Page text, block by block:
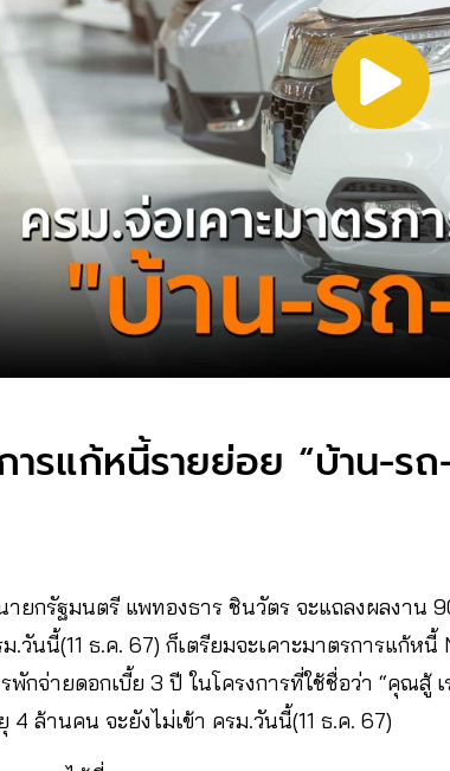
ารแก้หนี้รายย่อย “บ้าน-ร
ายกรัฐมนตรี แพทองธาร ชินวัตร จะแถลงผลงาน
.วันนี้(11 ธ.ค. 67) ก็เตรียมจะเคาะมาตรการแก้
พักจ่ายดอกเบี้ย 3 ปี ในโครงการที่ใช้ชื่อว่า “คุณสู้
4 ล้านคน จะยังไม่เข้า ครม.วันนี้(11 ธ.ค. 67)